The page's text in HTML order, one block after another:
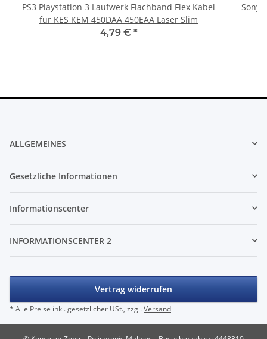
PS3 Playstation 3 Laufwerk Flachband Flex Kabel
für KES KEM 450DAA 450EAA Laser Slim
4,79 € *
Sony
ALLGEMEINES
Gesetzliche Informationen
Informationscenter
INFORMATIONSCENTER 2
Vertrag widerrufen
* Alle Preise inkl. gesetzlicher USt., zzgl.Versand